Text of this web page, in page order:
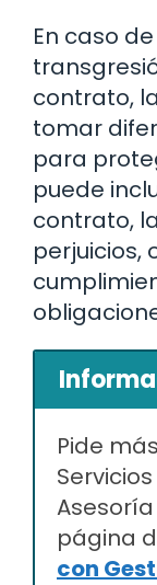
En caso
contrato,
tomar
para
puede
contrato,
perjuicios,
Pide
página
con